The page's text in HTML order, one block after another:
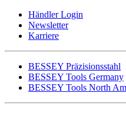
Händler Login
Newsletter
Karriere
BESSEY Präzisionsstahl
BESSEY Tools Germany
BESSEY Tools North